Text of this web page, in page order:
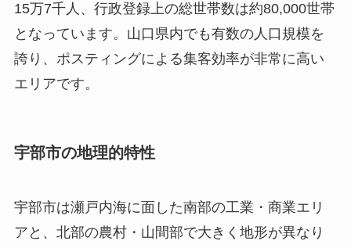
15万7千人、行政登録上の総世帯数は約80,000世帯
となっています。山口県内でも有数の人口規模を
誇り、ポスティングによる集客効率が非常に高い
エリアです。
宇部市の地理的特性
宇部市は瀬戸内海に面した南部の工業・商業エリ
アと、北部の農村・山間部で大きく地形が異なり